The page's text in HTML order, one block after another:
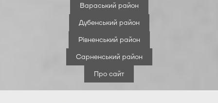
Вараський район
Дубенський район
Рівненський район
Сарненський район
Про сайт